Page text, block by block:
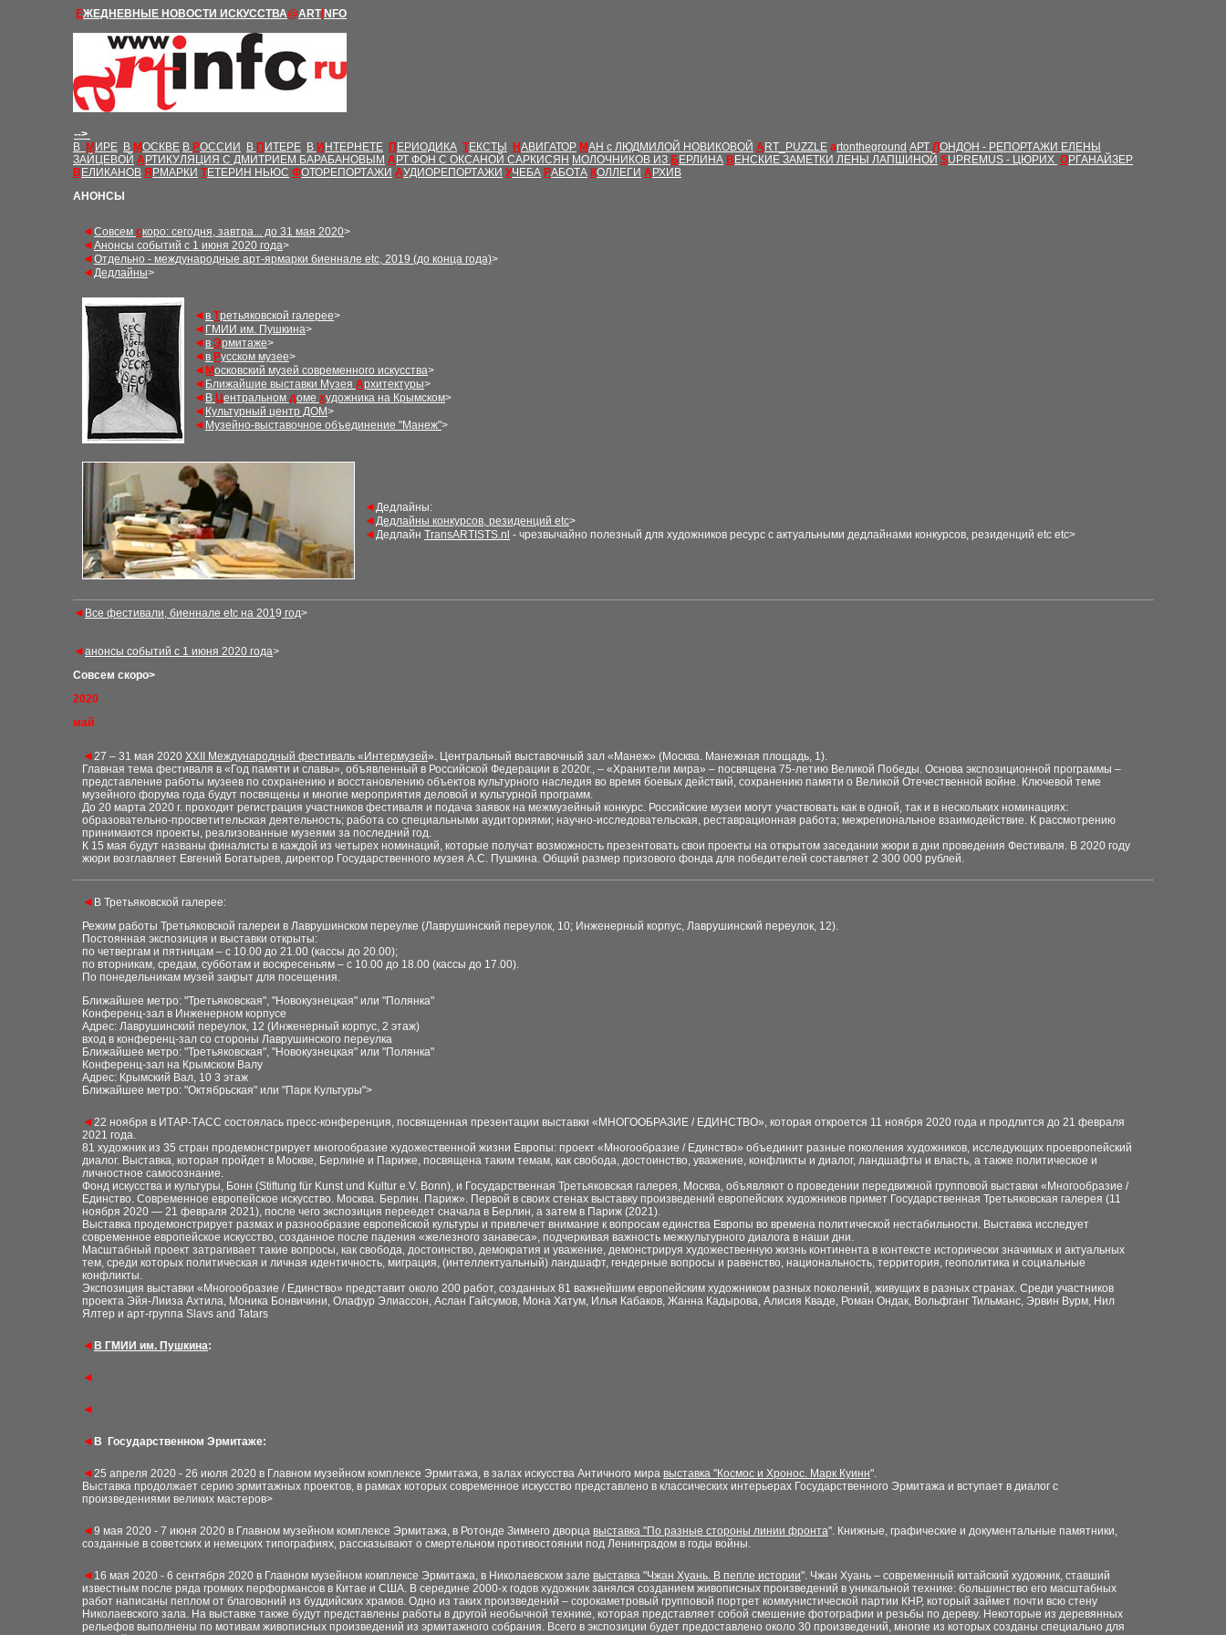
ЕЖЕДНЕВНЫЕ Н ОВОСТИ ИСКУССТВА@ARTI NFO
-->
В М ИРЕ В МОСКВЕ В РОССИИ В П ИТЕРЕ В И НТЕРНЕТЕ П ЕРИОДИКА ТЕКСТЫ Н АВИГАТОР МАН с ЛЮДМИЛОЙ НОВИКОВОЙ ART_PUZZLE artontheground АРТ ЛОНДОН - РЕПОРТАЖИ ЕЛЕНЫ
ЗАЙЦЕВОЙ АРТИКУЛЯЦИЯ С ДМИТРИЕМ БАРАБАНОВЫМ АРТ ФОН С ОКСАНОЙ САРКИСЯН МОЛОЧНИКОВ ИЗ БЕРЛИНА В ЕНСКИЕ ЗАМЕТКИ ЛЕНЫ ЛАПШИНОЙ SUPREMUS - ЦЮРИХ ОРГАНАЙЗЕР
В ЕЛИКАНОВ Я РМАРКИ ТЕТЕРИН НЬЮС ФОТОРЕПОРТАЖИ АУДИОРЕПОРТАЖИ УЧЕБА РАБОТА КОЛЛЕГИ АРХИВ
АНОНСЫ
◄Совсем скоро: сегодня, завтра... до 31 мая 2020>
◄Анонсы событий с 1 июня 2020 года>
◄Отдельно - международные арт-ярмарки биеннале etc, 2019 (до конца года)>
◄Дедлайны>
◄в Третьяковской галерее>
◄ ГМИИ им. Пушкина>
◄в Эрмитаже>
◄в Русском музее>
◄ Московский музей современного искусства>
◄ Ближайшие выставки Музея Архитектуры>
◄ В Центральном доме художника на Крымском>
◄ Культурный центр ДОМ>
◄ Музейно-выставочное объединение "Манеж">
◄Дедлайны:
◄Дедлайны конкурсов, резиденций etc>
◄Дедлайн TransARTISTS.nl - чрезвычайно полезный для художников ресурс с актуальными дедлайнами конкурсов, резиденций etc etc>
◄ Все фестивали, биеннале etс на 2019 год>
◄анонсы событий с 1 июня 2020 года>
Совсем скоро>
2020
май
◄27 – 31 мая 2020 XXII Международный фестиваль «Интермузей». Центральный выставочный зал «Манеж» (Москва. Манежная площадь, 1).
Главная тема фестиваля в «Год памяти и славы», объявленный в Российской Федерации в 2020г., – «Хранители мира» – посвящена 75-летию Великой Победы. Основа экспозиционной программы –
представление работы музеев по сохранению и восстановлению объектов культурного наследия во время боевых действий, сохранению памяти о Великой Отечественной войне. Ключевой теме
музейного форума года будут посвящены и многие мероприятия деловой и культурной программ.
До 20 марта 2020 г. проходит регистрация участников фестиваля и подача заявок на межмузейный конкурс. Российские музеи могут участвовать как в одной, так и в нескольких номинациях:
образовательно-просветительская деятельность; работа со специальными аудиториями; научно-исследовательская, реставрационная работа; межрегиональное взаимодействие. К рассмотрению
принимаются проекты, реализованные музеями за последний год.
К 15 мая будут названы финалисты в каждой из четырех номинаций, которые получат возможность презентовать свои проекты на открытом заседании жюри в дни проведения Фестиваля. В 2020 году
жюри возглавляет Евгений Богатырев, директор Государственного музея А.С. Пушкина. Общий размер призового фонда для победителей составляет 2 300 000 рублей.
◄ В Третьяковской галерее:
Режим работы Третьяковской галереи в Лаврушинском переулке (Лаврушинский переулок, 10; Инженерный корпус, Лаврушинский переулок, 12).
Постоянная экспозиция и выставки открыты:
по четвергам и пятницам – с 10.00 до 21.00 (кассы до 20.00);
по вторникам, средам, субботам и воскресеньям – с 10.00 до 18.00 (кассы до 17.00).
По понедельникам музей закрыт для посещения.
Ближайшее метро: "Третьяковская", "Новокузнецкая" или "Полянка"
Конференц-зал в Инженерном корпусе
Адрес: Лаврушинский переулок, 12 (Инженерный корпус, 2 этаж)
вход в конференц-зал со стороны Лаврушинского переулка
Ближайшее метро: "Третьяковская", "Новокузнецкая" или "Полянка"
Конференц-зал на Крымском Валу
Адрес: Крымский Вал, 10 3 этаж
Ближайшее метро: "Октябрьская" или "Парк Культуры">
◄22 ноября в ИТАР-ТАСС состоялась пресс-конференция, посвященная презентации выставки «МНОГООБРАЗИЕ / ЕДИНСТВО», которая откроется 11 ноября 2020 года и продлится до 21 февраля
2021 года.
81 художник из 35 стран продемонстрирует многообразие художественной жизни Европы: проект «Многообразие / Единство» объединит разные поколения художников, исследующих проевропейский
диалог. Выставка, которая пройдет в Москве, Берлине и Париже, посвящена таким темам, как свобода, достоинство, уважение, конфликты и диалог, ландшафты и власть, а также политическое и
личностное самосознание.
Фонд искусства и культуры, Бонн (Stiftung für Kunst und Kultur e.V. Bonn), и Государственная Третьяковская галерея, Москва, объявляют о проведении передвижной групповой выставки «Многообразие /
Единство. Современное европейское искусство. Москва. Берлин. Париж». Первой в своих стенах выставку произведений европейских художников примет Государственная Третьяковская галерея (11
ноября 2020 — 21 февраля 2021), после чего экспозиция переедет сначала в Берлин, а затем в Париж (2021).
Выставка продемонстрирует размах и разнообразие европейской культуры и привлечет внимание к вопросам единства Европы во времена политической нестабильности. Выставка исследует
современное европейское искусство, созданное после падения «железного занавеса», подчеркивая важность межкультурного диалога в наши дни.
Масштабный проект затрагивает такие вопросы, как свобода, достоинство, демократия и уважение, демонстрируя художественную жизнь континента в контексте исторически значимых и актуальных
тем, среди которых политическая и личная идентичность, миграция, (интеллектуальный) ландшафт, гендерные вопросы и равенство, национальность, территория, геополитика и социальные
конфликты.
Экспозиция выставки «Многообразие / Единство» представит около 200 работ, созданных 81 важнейшим европейским художником разных поколений, живущих в разных странах. Среди участников
проекта Эйя-Лииза Ахтила, Моника Бонвичини, Олафур Элиассон, Аслан Гайсумов, Мона Хатум, Илья Кабаков, Жанна Кадырова, Алисия Кваде, Роман Ондак, Вольфганг Тильманс, Эрвин Вурм, Нил
Ялтер и арт-группа Slavs and Tatars
◄ В ГМИИ им. Пушкина:
◄
◄
◄ В Государственном Эрмитаже:
◄25 апреля 2020 - 26 июля 2020 в Главном музейном комплексе Эрмитажа, в залах искусства Античного мира выставка "Космос и Хронос. Марк Куинн".
Выставка продолжает серию эрмитажных проектов, в рамках которых современное искусство представлено в классических интерьерах Государственного Эрмитажа и вступает в диалог с
произведениями великих мастеров>
◄9 мая 2020 - 7 июня 2020 в Главном музейном комплексе Эрмитажа, в Ротонде Зимнего дворца выставка "По разные стороны линии фронта". Книжные, графические и документальные памятники,
созданные в советских и немецких типографиях, рассказывают о смертельном противостоянии под Ленинградом в годы войны.
◄ 16 мая 2020 - 6 сентября 2020 в Главном музейном комплексе Эрмитажа, в Николаевском зале выставка "Чжан Хуань. В пепле истории". Чжан Хуань – современный китайский художник, ставший
известным после ряда громких перформансов в Китае и США. В середине 2000-х годов художник занялся созданием живописных произведений в уникальной технике: большинство его масштабных
работ написаны пеплом от благовоний из буддийских храмов. Одно из таких произведений – сорокаметровый групповой портрет коммунистической партии КНР, который займет почти всю стену
Николаевского зала. На выставке также будут представлены работы в другой необычной технике, которая представляет собой смешение фотографии и резьбы по дереву. Некоторые из деревянных
рельефов выполнены по мотивам живописных произведений из эрмитажного собрания. Всего в экспозиции будет предоставлено около 30 произведений, многие из которых созданы специально для